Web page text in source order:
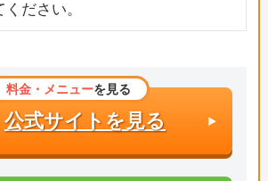
ださい。
料金・メニューを見る
公式サイトを見る